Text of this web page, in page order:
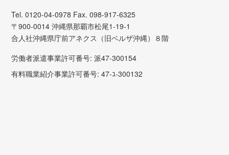
Tel. 0120-04-0978 Fax. 098-917-6325
〒900-0014 沖縄県那覇市松尾1-19-1
合人社沖縄県庁前アネクス（旧ベルザ沖縄）８階
労働者派遣事業許可番号: 派47-300154
有料職業紹介事業許可番号: 47-ﾕ-300132